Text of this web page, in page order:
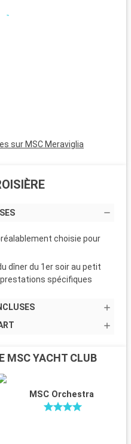
sur MSC Meraviglia
choisie pour
dîner du 1er soir au petit
spécifiques
MSC YACHT CLUB
MSC Orchestra